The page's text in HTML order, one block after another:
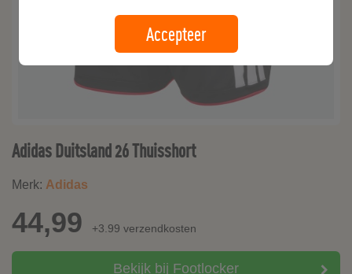
Adidas Duitsland 26 Thuisshort
Merk: Adidas
44,99 +3.99 verzendkosten
Bekijk bij Footlocker
Accepteer